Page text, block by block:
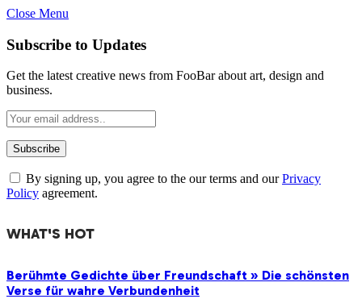
Close Menu
Subscribe to Updates
Get the latest creative news from FooBar about art, design and
business.
By signing up, you agree to the our terms and ourPrivacy
Policy agreement.
WHAT'S HOT
Berühmte Gedichte über Freundschaft » Die schönsten
Verse für wahre Verbundenheit